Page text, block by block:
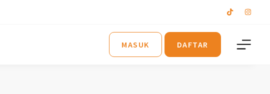
MASUK DAFTAR